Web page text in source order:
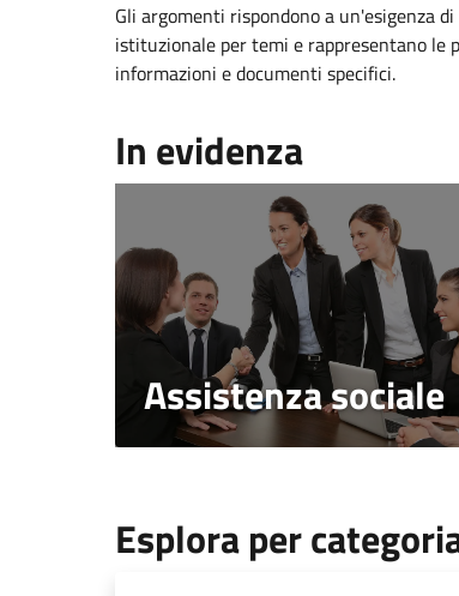
Gli argomenti rispondono a un'esigenza
istituzionale per temi e rappresentano le
informazioni e documenti specifici.
In evidenza
Assistenza sociale
Esplora per